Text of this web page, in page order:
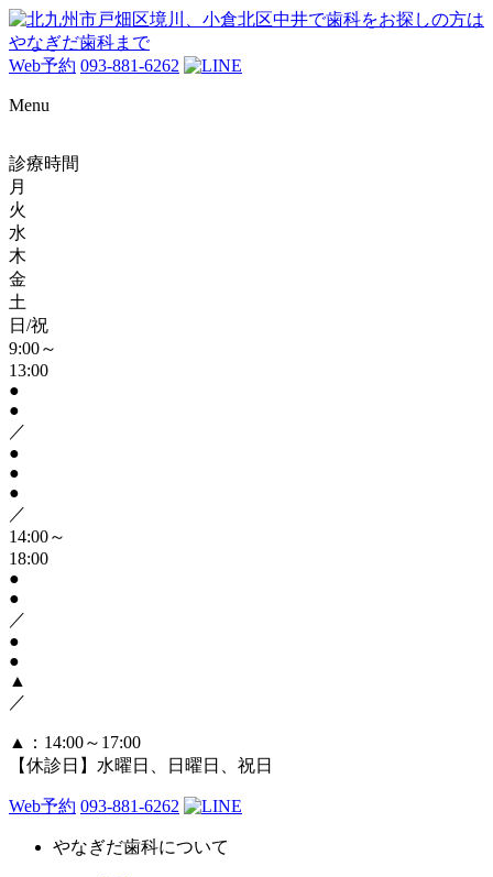
Web予約 093-881-6262
Menu
診療時間
月
火
水
木
金
土
日/祝
9:00～
13:00
●
●
／
●
●
●
／
14:00～
18:00
●
●
／
●
●
▲
／
▲
：14:00～17:00
【休診日】水曜日、日曜日、祝日
Web予約 093-881-6262
やなぎだ歯科について